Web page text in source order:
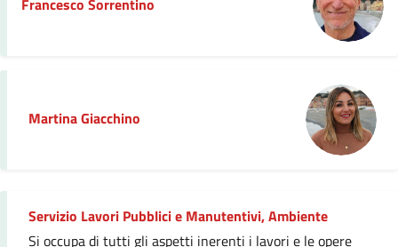
Francesco Sorrentino
Martina Giacchino
Servizio Lavori Pubblici e Manutentivi, Ambiente
Si occupa di tutti gli aspetti inerenti i lavori e le opere